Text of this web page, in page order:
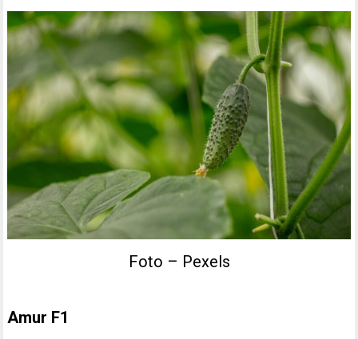
Foto – Pexels
Amur F1